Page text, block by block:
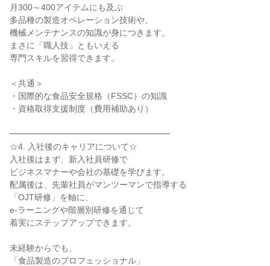
月300～400アイテムにも及ぶ
多品種の製造オペレーション技術や、
機械メンテナンスの知識が身につきます。
まさに「職人技」ともいえる
専門スキルを習得できます。
＜共通＞
・国際的な食品安全規格（FSSC）の知識
・資格取得支援制度（費用補助あり）
━━━━━━━━━━━━━━━━━━━
☆4. 入社後のキャリアについて☆
入社後はまず、新入社員研修で
ビジネスマナーや会社の基礎を学びます。
配属後は、先輩社員がマンツーマンで指導する
「OJT研修」を軸に、
e-ラーニングや階層別研修を通じて
着実にステップアップできます。
未経験からでも、
「食品製造のプロフェッショナル」